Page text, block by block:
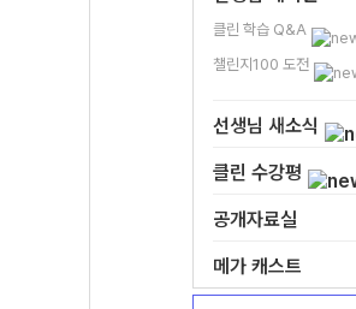
클린 학습 Q&A
챌린지100 도전
선생님 새소식
클린 수강평
공개자료실
메가 캐스트